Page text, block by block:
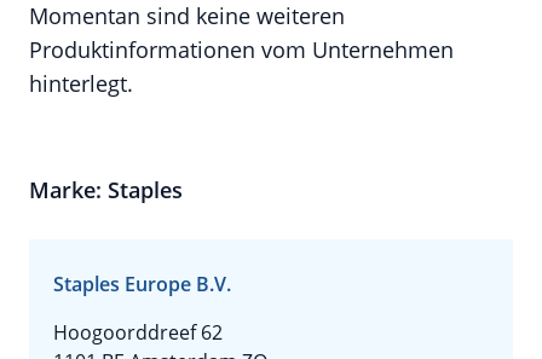
Momentan sind keine weiteren
Produktinformationen vom Unternehmen
hinterlegt.
Marke: Staples
Staples Europe B.V.
Hoogoorddreef 62